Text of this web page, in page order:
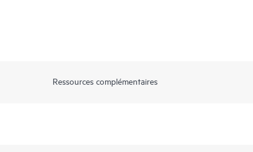
Ressources complémentaires